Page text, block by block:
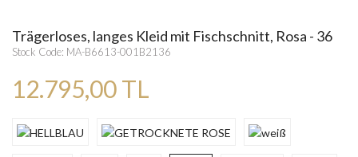
Trägerloses, langes Kleid mit Fischschnitt, Rosa - 36
Stock Code: MA-B6613-001B2136
12.795,00 TL